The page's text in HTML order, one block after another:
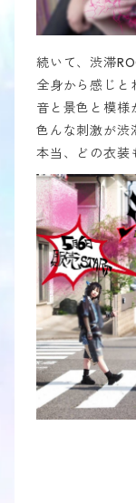
続いて、渋滞
全身から感じと
音と景色と模様
色んな刺激が渋
本当、どの衣装